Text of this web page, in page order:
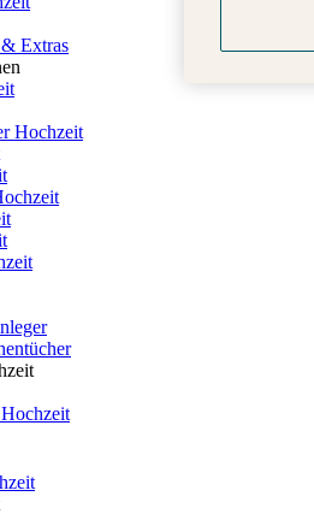
Extras
Hochzeit